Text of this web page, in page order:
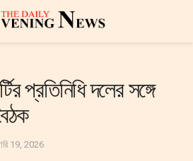
প্রতিনিধি দলের সঙ্গে
19, 2026